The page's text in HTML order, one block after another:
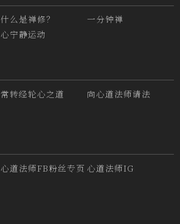
什么是禅修？
一分钟禅
心宁静运动
常转经轮心之道
向心道法师请法
心道法师FB粉丝专页 心道法师IG